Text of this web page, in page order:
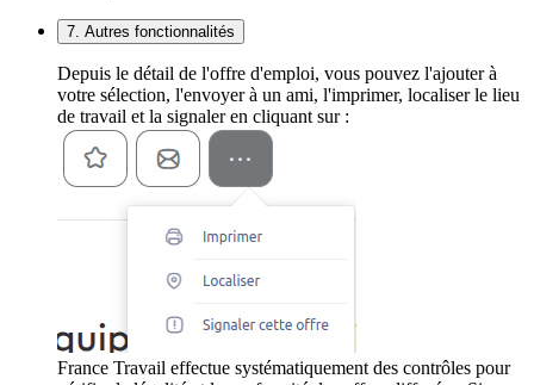
7. Autres fonctionnalités
Depuis le détail de l'offre d'emploi, vous pouvez l'ajouter à
votre sélection, l'envoyer à un ami, l'imprimer, localiser le lieu
de travail et la signaler en cliquant sur :
France Travail effectue systématiquement des contrôles pour